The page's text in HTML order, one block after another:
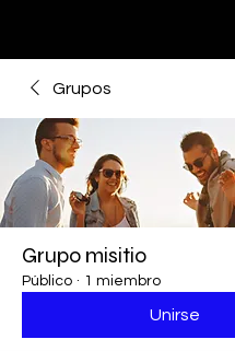
Grupos
Grupo misitio
Público · 1 miembro
Unirse